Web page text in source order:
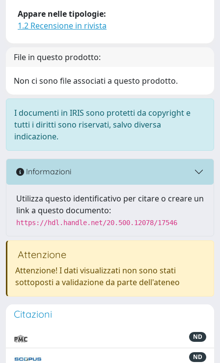
Appare nelle tipologie:
1.2 Recensione in rivista
File in questo prodotto:
Non ci sono file associati a questo prodotto.
I documenti in IRIS sono protetti da copyright e
tutti i diritti sono riservati, salvo diversa
indicazione.
Informazioni
Utilizza questo identificativo per citare o creare un
link a questo documento:
https://hdl.handle.net/20.500.12078/17546
Attenzione
Attenzione! I dati visualizzati non sono stati
sottoposti a validazione da parte dell'ateneo
Citazioni
ND
ND